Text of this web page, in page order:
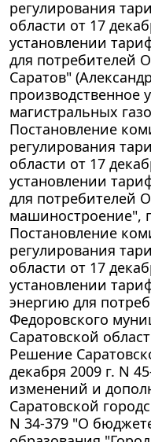
регулирования
области от 17
установлении
для потребителей
Саратов"
производственное
магистральных
Постановление
регулирования
области от 17
установлении
для потребителей
машиностроение",
Постановление
регулирования
области от 17
установлении
энергию для
Федоровского
Саратовской
Решение
декабря 2009 г. N
изменений и
Саратовской
N 34-379 "О